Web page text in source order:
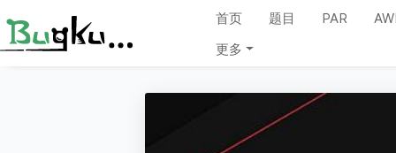
首页 题目 PAR
更多